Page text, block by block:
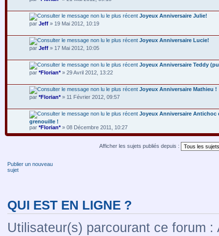
Joyeux Anniversaire Julie!
par Jeff » 19 Mai 2012, 10:19
Joyeux Anniversaire Lucie!
par Jeff » 17 Mai 2012, 10:05
Joyeux Anniversaire Teddy
par *Florian*» 29 Avril 2012, 13:22
Joyeux Anniversaire Mathieu !
par *Florian*» 11 Février 2012, 09:57
Joyeux Anniversaire Antichoc
grenouille !
par *Florian*» 08 Décembre 2011, 10:27
Afficher les sujets publiés depuis :
Publier un nouveau
sujet
QUI EST EN LIGNE ?
Utilisateur(s) parcourant ce forum